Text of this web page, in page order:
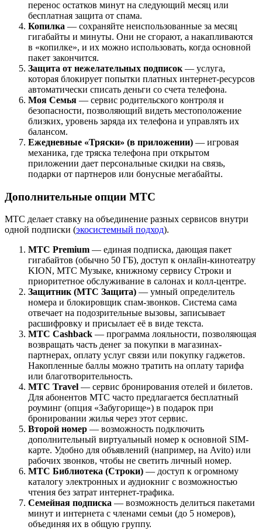
перенос остатков минут на следующий месяц или
бесплатная защита от спама.
Копилка — сохраняйте неиспользованные за месяц
гигабайты и минуты. Они не сгорают, а накапливаются
в «копилке», и их можно использовать, когда основной
пакет закончится.
Защита от нежелательных подписок — услуга,
которая блокирует попытки платных интернет-ресурсов
автоматически списать деньги со счета телефона.
Моя Семья — сервис родительского контроля и
безопасности, позволяющий видеть местоположение
близких, уровень заряда их телефона и управлять их
балансом.
Ежедневные «Тряски» (в приложении) — игровая
механика, где тряска телефона при открытом
приложении дает персональные скидки на связь,
подарки от партнеров или бонусные мегабайты.
Дополнительные опции МТС
МТС делает ставку на объединение разных сервисов внутри
одной подписки (экосистемный подход).
МТС Premium — единая подписка, дающая пакет
гигабайтов (обычно 50 ГБ), доступ к онлайн-кинотеатру
KION, МТС Музыке, книжному сервису Строки и
приоритетное обслуживание в салонах и колл-центре.
Защитник (МТС Защита) — умный определитель
номера и блокировщик спам-звонков. Система сама
отвечает на подозрительные вызовы, записывает
расшифровку и присылает её в виде текста.
МТС Cashback — программа лояльности, позволяющая
возвращать часть денег за покупки в магазинах-
партнерах, оплату услуг связи или покупку гаджетов.
Накопленные баллы можно тратить на оплату тарифа
или благотворительность.
МТС Travel — сервис бронирования отелей и билетов.
Для абонентов МТС часто предлагается бесплатный
роуминг (опция «Забугорище») в подарок при
бронировании жилья через этот сервис.
Второй номер — возможность подключить
дополнительный виртуальный номер к основной SIM-
карте. Удобно для объявлений (например, на Avito) или
рабочих звонков, чтобы не светить личный номер.
МТС Библиотека (Строки) — доступ к огромному
каталогу электронных и аудиокниг с возможностью
чтения без затрат интернет-трафика.
Семейная подписка — возможность делиться пакетами
минут и интернета с членами семьи (до 5 номеров),
объединяя их в общую группу.